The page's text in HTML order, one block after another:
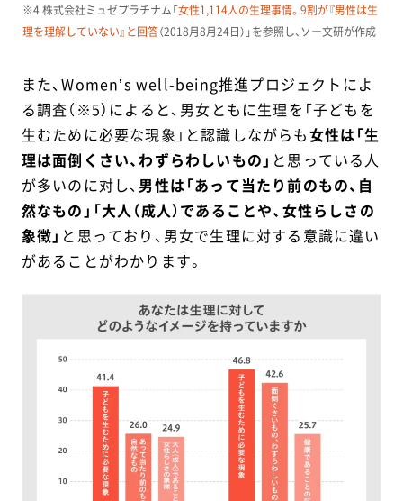
※4 株式会社ミュゼプラチナム「女性1,114人の生理事情。9割が『男性は生
理を理解していない』と回答（2018月8月24日）」を参照し、ソー文研が作成
また、Womenʼs well-being推進プロジェクトによ
る調査（※5）によると、男女ともに生理を「子どもを
生むために必要な現象」と認識しながらも女性は「生
理は面倒くさい、わずらわしいもの」 と思っている人
が多いのに対し、 男性は「あって当たり前のもの、自
然なもの」「大人（成人）であることや、女性らしさの
象徴」 と思っており、男女で生理に対する意識に違い
があることがわかります。